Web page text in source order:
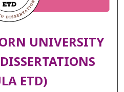
UNIVERSITY
ETD)